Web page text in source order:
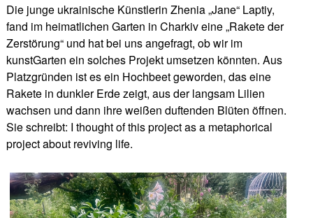
Die junge ukrainische Künstlerin Zhenia „Jane“ Laptiy,
fand im heimatlichen Garten in Charkiv eine „Rakete der
Zerstörung“ und hat bei uns angefragt, ob wir im
kunstGarten ein solches Projekt umsetzen könnten. Aus
Platzgründen ist es ein Hochbeet geworden, das eine
Rakete in dunkler Erde zeigt, aus der langsam Lilien
wachsen und dann ihre weißen duftenden Blüten öffnen.
Sie schreibt: I thought of this project as a metaphorical
project about reviving life.